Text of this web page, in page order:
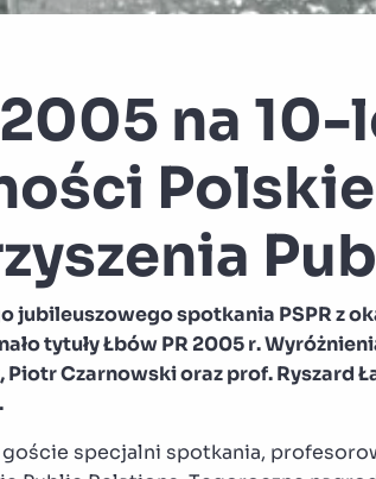
2005 na
jubileuszowego spotkania PSPR z
tytuły Łbów PR 2005 r.
Czarnowski oraz prof. Ryszard
specjalni spotkania,